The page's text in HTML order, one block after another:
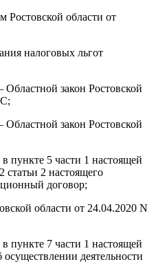
Ростовской области от
налоговых льгот
закон Ростовской
закон Ростовской
пункте 5 части 1 настоящей
статьи 2 настоящего
договор;
области от 24.04.2020 N
пункте 7 части 1 настоящей
деятельности